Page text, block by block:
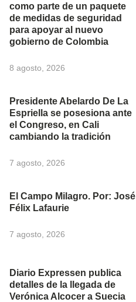
como parte de un paquete
de medidas de seguridad
para apoyar al nuevo
gobierno de Colombia
8 agosto, 2026
Presidente Abelardo De La
Espriella se posesiona ante
el Congreso, en Cali
cambiando la tradición
7 agosto, 2026
El Campo Milagro. Por: José
Félix Lafaurie
7 agosto, 2026
Diario Expressen publica
detalles de la llegada de
Verónica Alcocer a Suecia